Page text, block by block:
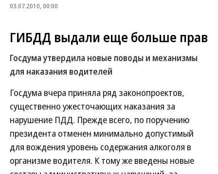
03.07.2010, 00:00
ГИБДД выдали еще больше прав
Госдума утвердила новые поводы и механизмы
для наказания водителей
Госдума вчера приняла ряд законопроектов,
существенно ужесточающих наказания за
нарушение ПДД. Прежде всего, по поручению
президента отменен минимально допустимый
для вождения уровень содержания алкоголя в
организме водителя. К тому же введены новые